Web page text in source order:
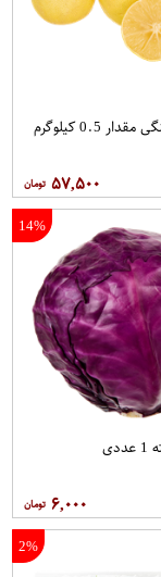
0.5 کیلوگرم
۵۷,۵۰۰
14%
۶,۰۰۰
2%